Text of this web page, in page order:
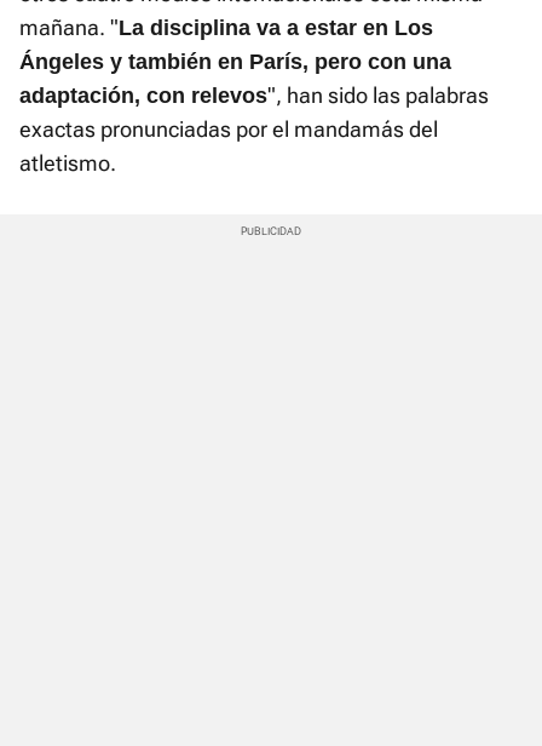
mañana. "La disciplina va a estar en Los
Ángeles y también en París, pero con una
adaptación, con relevos", han sido las palabras
exactas pronunciadas por el mandamás del
atletismo.